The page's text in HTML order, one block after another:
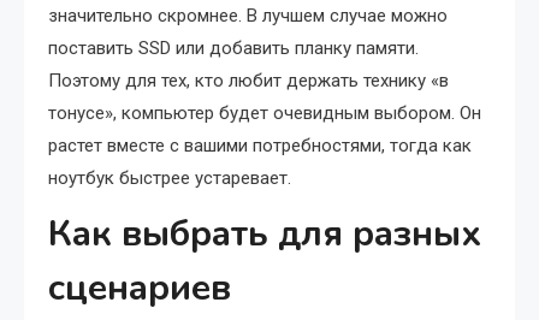
значительно скромнее. В лучшем случае можно
поставить SSD или добавить планку памяти.
Поэтому для тех, кто любит держать технику «в
тонусе», компьютер будет очевидным выбором. Он
растет вместе с вашими потребностями, тогда как
ноутбук быстрее устаревает.
Как выбрать для разных
сценариев